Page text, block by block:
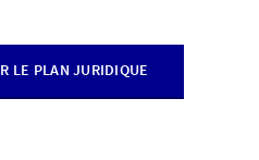
LE PLAN JURIDIQUE